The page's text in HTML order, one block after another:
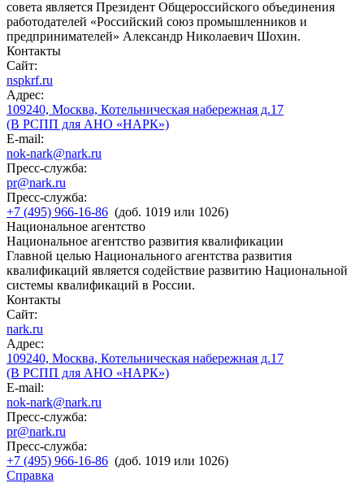
совета является Президент Общероссийского объединения
работодателей «Российский союз промышленников и
предпринимателей» Александр Николаевич Шохин.
Контакты
Сайт:
nspkrf.ru
Адрес:
109240, Москва, Котельническая набережная д.17
(В РСПП для АНО «НАРК»)
E-mail:
nok-nark@nark.ru
Пресс-служба:
pr@nark.ru
Пресс-служба:
+7 (495) 966-16-86 (доб. 1019 или 1026)
Национальное агентство
Национальное агентство развития квалификации
Главной целью Национального агентства развития
квалификаций является содействие развитию Национальной
системы квалификаций в России.
Контакты
Сайт:
nark.ru
Адрес:
109240, Москва, Котельническая набережная д.17
(В РСПП для АНО «НАРК»)
E-mail:
nok-nark@nark.ru
Пресс-служба:
pr@nark.ru
Пресс-служба:
+7 (495) 966-16-86 (доб. 1019 или 1026)
Справка